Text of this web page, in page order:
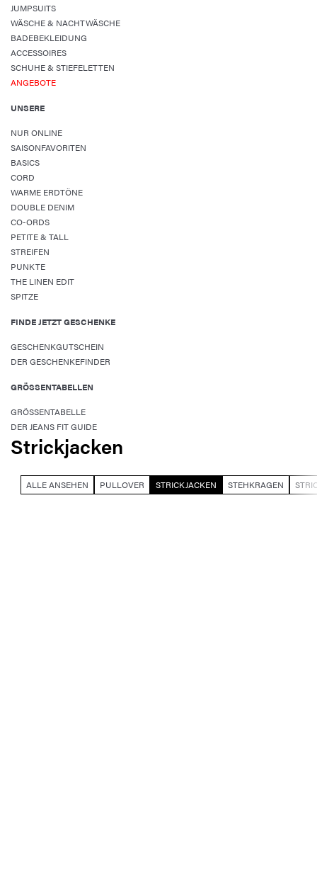
JUMPSUITS
WÄSCHE & NACHTWÄSCHE
BADEBEKLEIDUNG
ACCESSOIRES
SCHUHE & STIEFELETTEN
ANGEBOTE
UNSERE
NUR ONLINE
SAISONFAVORITEN
BASICS
CORD
WARME ERDTÖNE
DOUBLE DENIM
CO-ORDS
PETITE & TALL
STREIFEN
PUNKTE
THE LINEN EDIT
SPITZE
FINDE JETZT GESCHENKE
GESCHENKGUTSCHEIN
DER GESCHENKEFINDER
GRÖSSENTABELLEN
GRÖSSENTABELLE
DER JEANS FIT GUIDE
Strickjacken
ALLE ANSEHEN PULLOVER STRICKJACKEN STEHKRAGEN